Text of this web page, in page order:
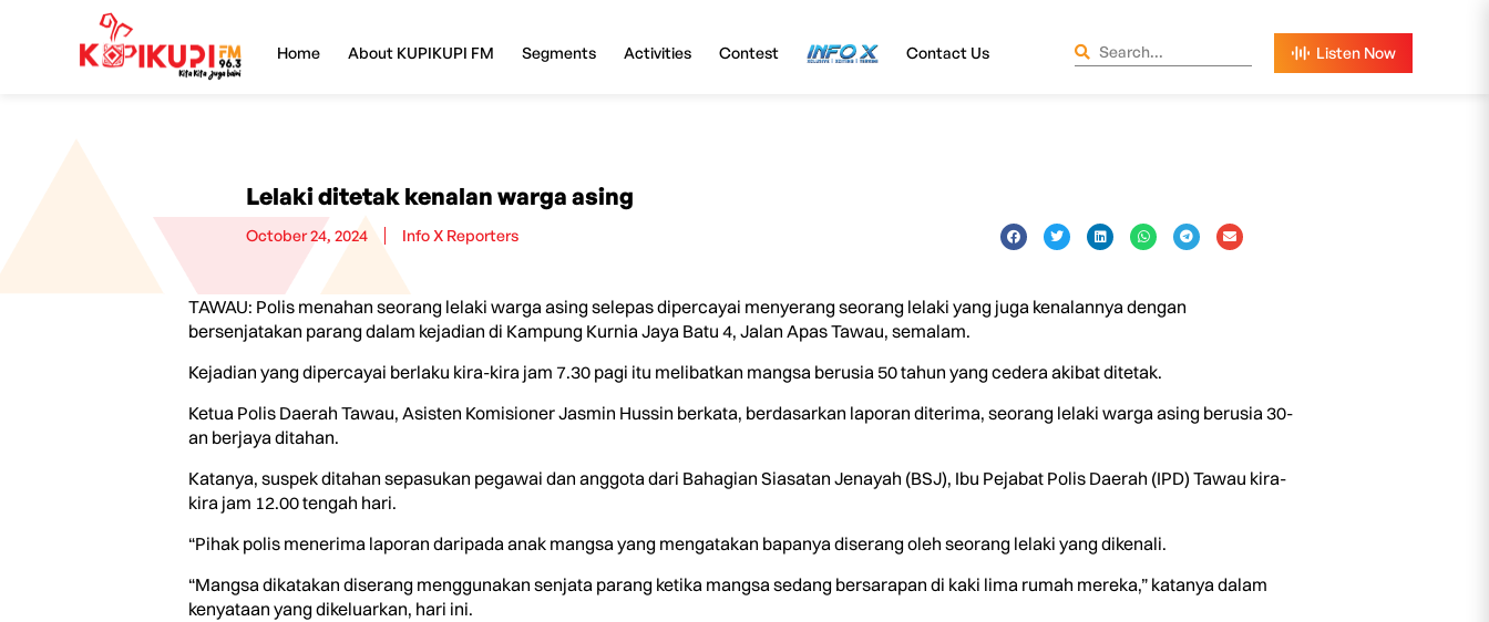
Home About KUPIKUPI FM Segments Activities Contest InfoX Contact Us
Lelaki ditetak kenalan warga asing
October 24, 2024 Info X Reporters
TAWAU: Polis menahan seorang lelaki warga asing selepas dipercayai menyerang seorang lelaki yang juga kenalannya dengan
bersenjatakan parang dalam kejadian di Kampung Kurnia Jaya Batu 4, Jalan Apas Tawau, semalam.
Kejadian yang dipercayai berlaku kira-kira jam 7.30 pagi itu melibatkan mangsa berusia 50 tahun yang cedera akibat ditetak.
Ketua Polis Daerah Tawau, Asisten Komisioner Jasmin Hussin berkata, berdasarkan laporan diterima, seorang lelaki warga asing berusia 30-
an berjaya ditahan.
Katanya, suspek ditahan sepasukan pegawai dan anggota dari Bahagian Siasatan Jenayah (BSJ), Ibu Pejabat Polis Daerah (IPD) Tawau kira-
kira jam 12.00 tengah hari.
“Pihak polis menerima laporan daripada anak mangsa yang mengatakan bapanya diserang oleh seorang lelaki yang dikenali.
“Mangsa dikatakan diserang menggunakan senjata parang ketika mangsa sedang bersarapan di kaki lima rumah mereka,” katanya dalam
kenyataan yang dikeluarkan, hari ini.